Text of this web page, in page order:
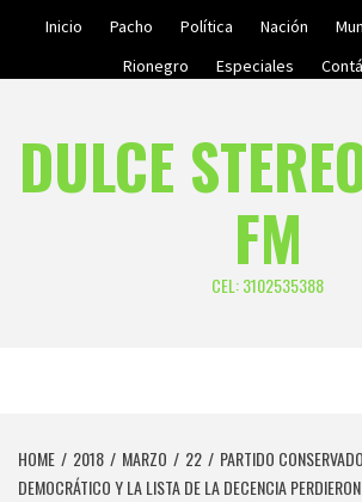
Inicio Pacho Política Nación
Rionegro
Especiales
DULCE
FM
CEL: 3102535388
HOME 2018 MARZO 22
PARTIDO
DEMOCRÁTICO Y LA LISTA DE LA DECENCIA